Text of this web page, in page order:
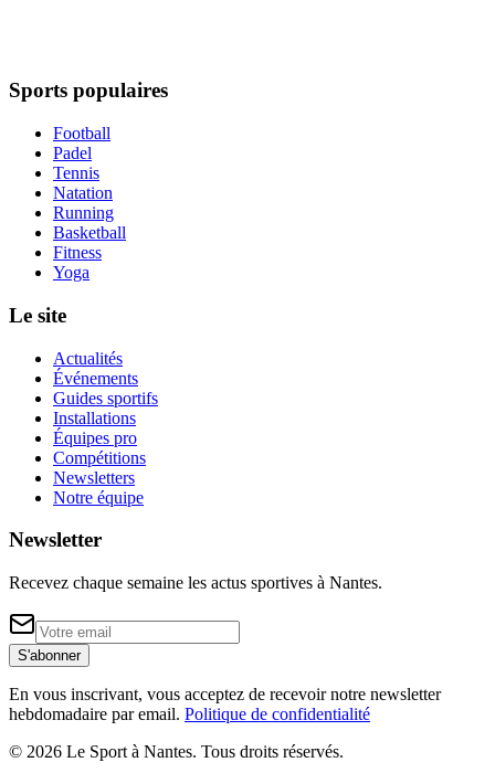
Sports populaires
Football
Padel
Tennis
Natation
Running
Basketball
Fitness
Yoga
Le site
Actualités
Événements
Guides sportifs
Installations
Équipes pro
Compétitions
Newsletters
Notre équipe
Newsletter
Recevez chaque semaine les actus sportives à Nantes.
S'abonner
En vous inscrivant, vous acceptez de recevoir notre newsletter
hebdomadaire par email. Politique de confidentialité
© 2026 Le Sport à Nantes. Tous droits réservés.